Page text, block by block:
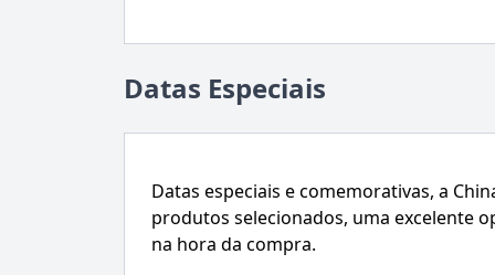
Datas Especiais
Datas especiais e comemorativas, a
produtos selecionados, uma excelente
na hora da compra.